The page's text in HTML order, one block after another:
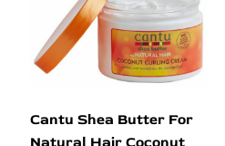
Cantu Shea Butter For
Natural Hair Coconut